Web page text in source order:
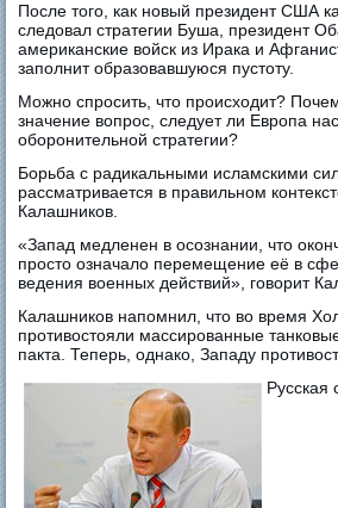
После того, как новый президент США
следовал стратегии Буша, президент
американские войск из Ирака и
заполнит образовавшуюся пустоту.
Можно спросить, что происходит?
значение вопрос, следует ли Европа
оборонительной стратегии?
Борьба с радикальными исламскими
рассматривается в правильном
Калашников.
«Запад медленен в осознании, что
просто означало перемещение её в
ведения военных действий», говорит
Калашников напомнил, что во время
противостояли массированные
пакта. Теперь, однако, Западу
Русская